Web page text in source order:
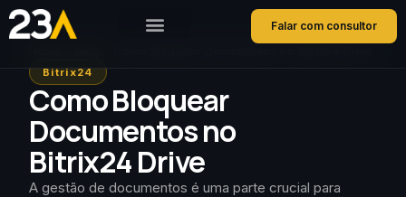
Falar com consultor
Bitrix24
Como Bloquear
Documentos no
Bitrix24 Drive
A gestão de documentos é uma parte crucial para